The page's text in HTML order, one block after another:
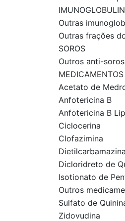
Outras
Outras frações
SOROS
Outros anti-soros
MEDICAMENTOS
Acetato de
Anfotericina B
Anfotericina B
Ciclocerina
Clofazimina
Dietilcarbamazina
Dicloridreto de
Isotionato de
Outros
Sulfato de
Zidovudina